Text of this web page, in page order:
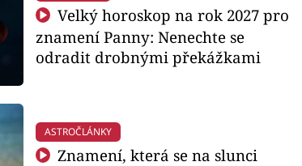
Velký horoskop na rok 2027 pro
znamení Panny: Nenechte se
odradit drobnými překážkami
ASTROČLÁNKY
Znamení, která se na slunci